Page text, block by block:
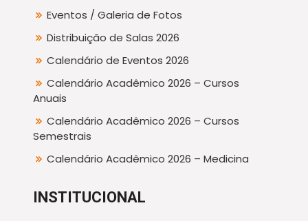
Eventos / Galeria de Fotos
Distribuição de Salas 2026
Calendário de Eventos 2026
Calendário Acadêmico 2026 – Cursos
Anuais
Calendário Acadêmico 2026 – Cursos
Semestrais
Calendário Acadêmico 2026 – Medicina
INSTITUCIONAL